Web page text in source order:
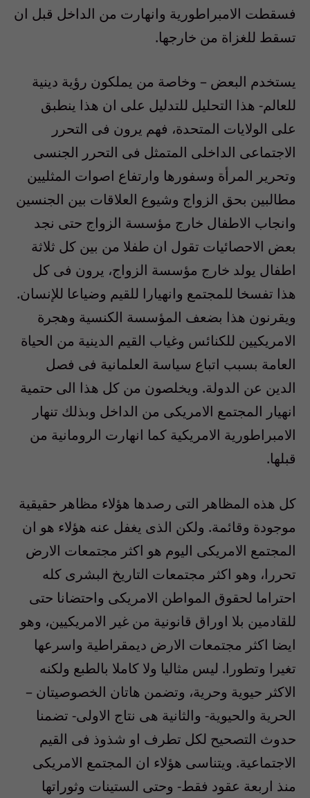
فسقطت الامبراطورية وانهارت من الداخل قبل ان
تسقط للغزاة من خارجها.
يستخدم البعض – وخاصة من يملكون رؤية دينية
للعالم- هذا التحليل للتدليل على ان هذا ينطبق
على الولايات المتحدة، فهم يرون فى التحرر
الاجتماعى الداخلى المتمثل فى التحرر الجنسى
وتحرير المرأة وسفورها وارتفاع اصوات المثليين
مطالبين بحق الزواج وشيوع العلاقات بين الجنسين
وانجاب الاطفال خارج مؤسسة الزواج حتى نجد
بعض الاحصائيات تقول ان طفلا من بين كل ثلاثة
اطفال يولد خارج مؤسسة الزواج، يرون فى كل
هذا تفسخا للمجتمع وانهيارا للقيم وضياعا للإنسان.
ويقرنون هذا بضعف المؤسسة الكنسية وهجرة
الامريكيين للكنائس وغياب القيم الدينية من الحياة
العامة بسبب اتباع سياسة العلمانية فى فصل
الدين عن الدولة. ويخلصون من كل هذا الى حتمية
انهيار المجتمع الامريكى من الداخل وبذلك تنهار
الامبراطورية الامريكية كما انهارت الرومانية من
قبلها.
كل هذه المظاهر التى رصدها هؤلاء مظاهر حقيقية
موجودة وقائمة. ولكن الذى يغفل عنه هؤلاء هو ان
المجتمع الامريكى اليوم هو اكثر مجتمعات الارض
تحررا، وهو اكثر مجتمعات التاريخ البشرى كله
احتراما لحقوق المواطن الامريكى واحتضانا حتى
للقادمين بلا اوراق قانونية من غير الامريكيين، وهو
ايضا اكثر مجتمعات الارض ديمقراطية واسرعها
تغيرا وتطورا. ليس مثاليا ولا كاملا بالطبع ولكنه
الاكثر حيوية وحرية، وتضمن هاتان الخصوصيتان –
الحرية والحيوية- والثانية هى نتاج الاولى- تضمنا
حدوث التصحيح لكل تطرف او شذوذ فى القيم
الاجتماعية. ويتناسى هؤلاء ان المجتمع الامريكى
منذ اربعة عقود فقط- وحتى الستينات وثوراتها